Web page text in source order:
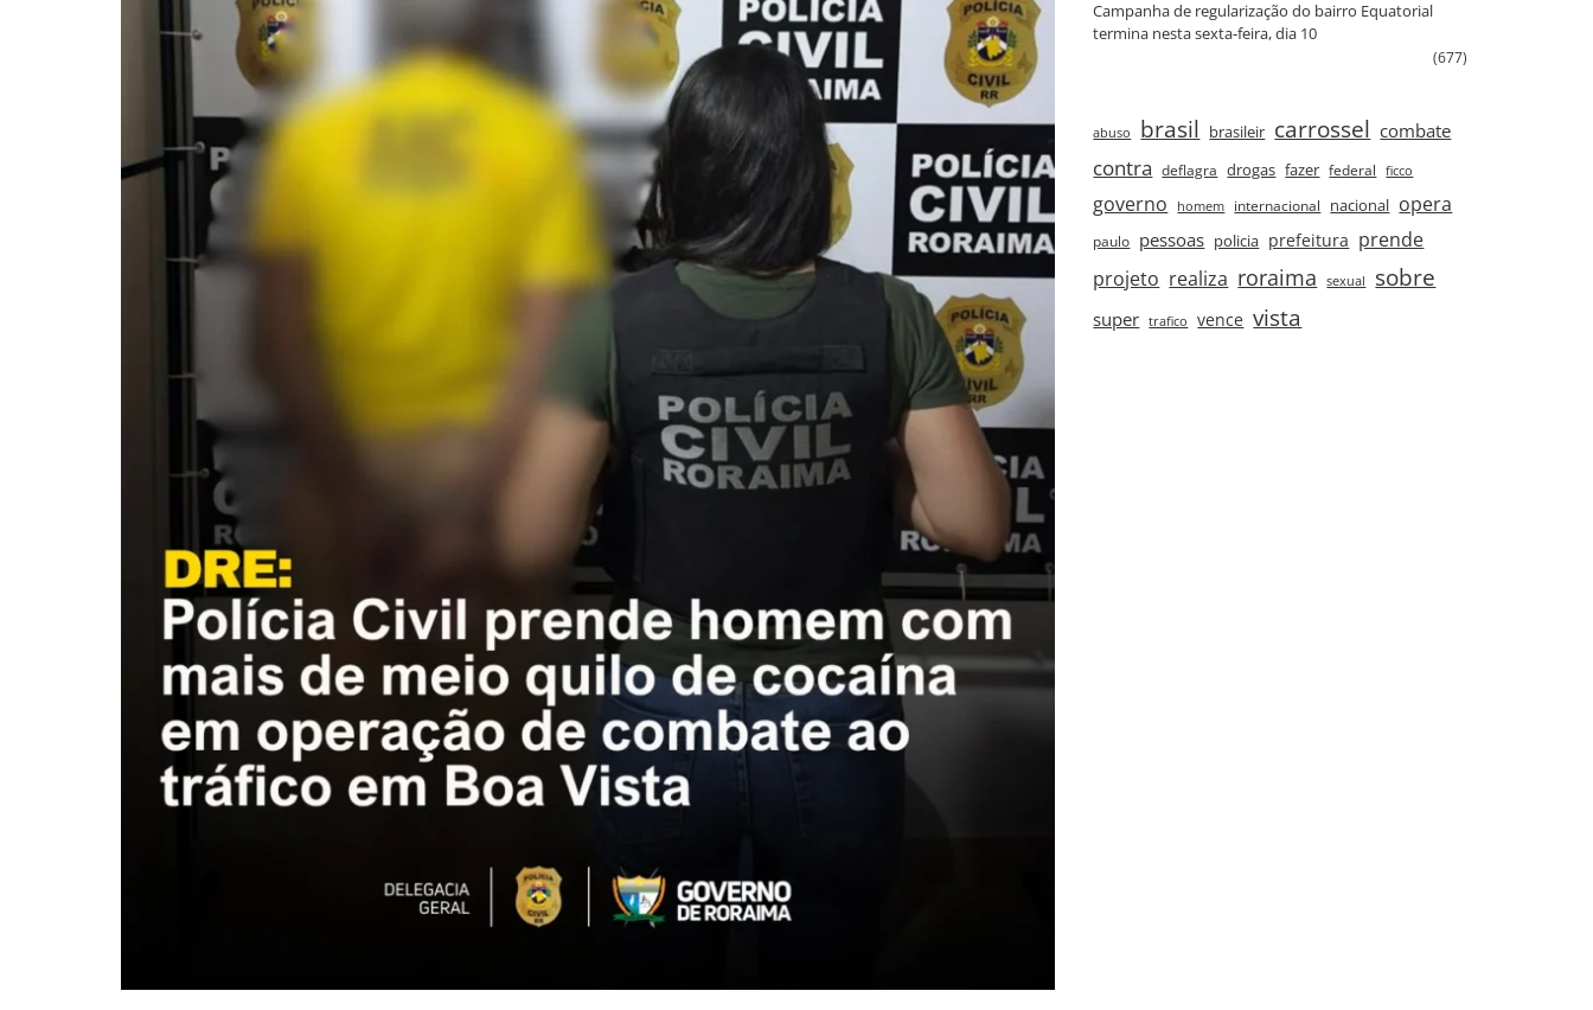
Campanha de regularização do bairro Equatorial
termina nesta sexta‑feira, dia 10
(677)
abuso brasil brasileir carrossel combate
contra deflagra drogas fazer federal ficco
governo homem internacional nacional opera
paulo pessoas policia prefeitura prende
projeto realiza roraima sexual sobre
super trafico vence vista